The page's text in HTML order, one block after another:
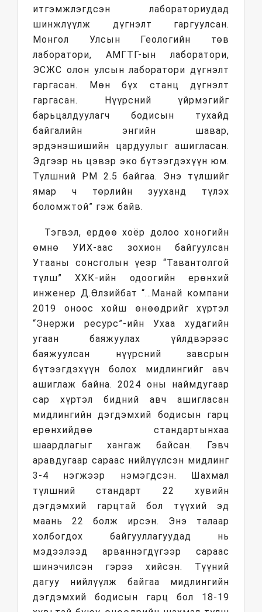
итгэмжлэгдсэн лабораториудад
шинжлүүлж дүгнэлт гаргуулсан.
Монгол Улсын Геологийн төв
лаборатори, АМГТГ-ын лаборатори,
ЭСЖС олон улсын лаборатори дүгнэлт
гаргасан. Мөн бүх станц дүгнэлт
гаргасан. Нүүрсний үйрмэгийг
барьцалдуулагч бодисын тухайд
байгалийн энгийн шавар,
эрдэнэшишийн цардуулыг ашигласан.
Эдгээр нь цэвэр эко бүтээгдэхүүн юм.
Түлшний РМ 2.5 байгаа. Энэ түлшийг
ямар ч төрлийн зууханд түлэх
боломжтой” гэж байв.
Тэгвэл, ердөө хоёр долоо хоногийн
өмнө УИХ-аас зохион байгуулсан
Утааны сонсголын үеэр “Тавантолгой
түлш” ХХК-ийн одоогийн ерөнхий
инженер Д.Өлзийбат “…Манай компани
2019 оноос хойш өнөөдрийг хүртэл
“Энержи ресурс”-ийн Ухаа худагийн
угаан баяжуулах үйлдвэрээс
баяжуулсан нүүрсний завсрын
бүтээгдэхүүн болох мидлингийг авч
ашиглаж байна. 2024 оны наймдугаар
сар хүртэл бидний авч ашигласан
мидлингийн дэгдэмхий бодисын гарц
ерөнхийдөө стандартынхаа
шаардлагыг хангаж байсан. Гэвч
аравдугаар сараас нийлүүлсэн мидлинг
3-4 нэгжээр нэмэгдсэн. Шахмал
түлшний стандарт 22 хувийн
дэгдэмхий гарцтай бол түүхий эд
маань 22 болж ирсэн. Энэ талаар
холбогдох байгууллагуудад нь
мэдээлээд арваннэгдүгээр сараас
шинэчилсэн гэрээ хийсэн. Түүний
дагуу нийлүүлж байгаа мидлингийн
дэгдэмхий бодисын гарц бол 18-19